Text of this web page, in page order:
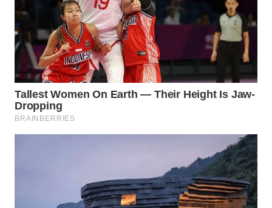
WAHANA
TANI
WAHANA
ADVOKAT
WAHANA
INFRASTRUKTUR